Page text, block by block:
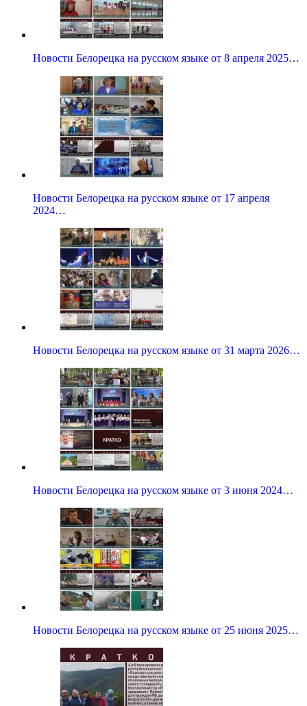
Новости Белорецка на русском языке от 8 апреля 2025…
Новости Белорецка на русском языке от 17 апреля
2024…
Новости Белорецка на русском языке от 31 марта 2026…
Новости Белорецка на русском языке от 3 июня 2024…
Новости Белорецка на русском языке от 25 июня 2025…